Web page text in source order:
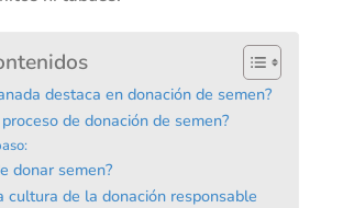
destaca en donación de semen?
de donación de semen?
donar semen?
cultura de la donación responsable